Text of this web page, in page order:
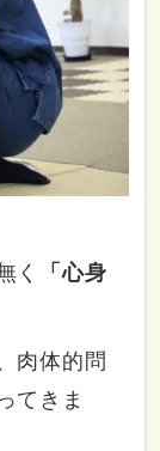
く
「心身
肉体的問
てきま